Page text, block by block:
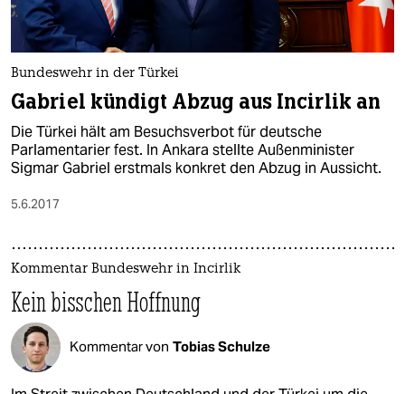
Bundeswehr in der Türkei
Gabriel kündigt Abzug aus Incirlik an
Die Türkei hält am Besuchsverbot für deutsche
Parlamentarier fest. In Ankara stellte Außenminister
Sigmar Gabriel erstmals konkret den Abzug in Aussicht.
5.6.2017
Kommentar Bundeswehr in Incirlik
Kein bisschen Hoffnung
Kommentar von Tobias Schulze